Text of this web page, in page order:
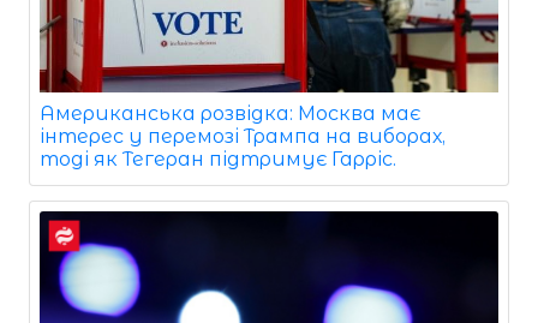
Американська розвідка: Москва має
інтерес у перемозі Трампа на виборах,
тоді як Тегеран підтримує Гарріс.